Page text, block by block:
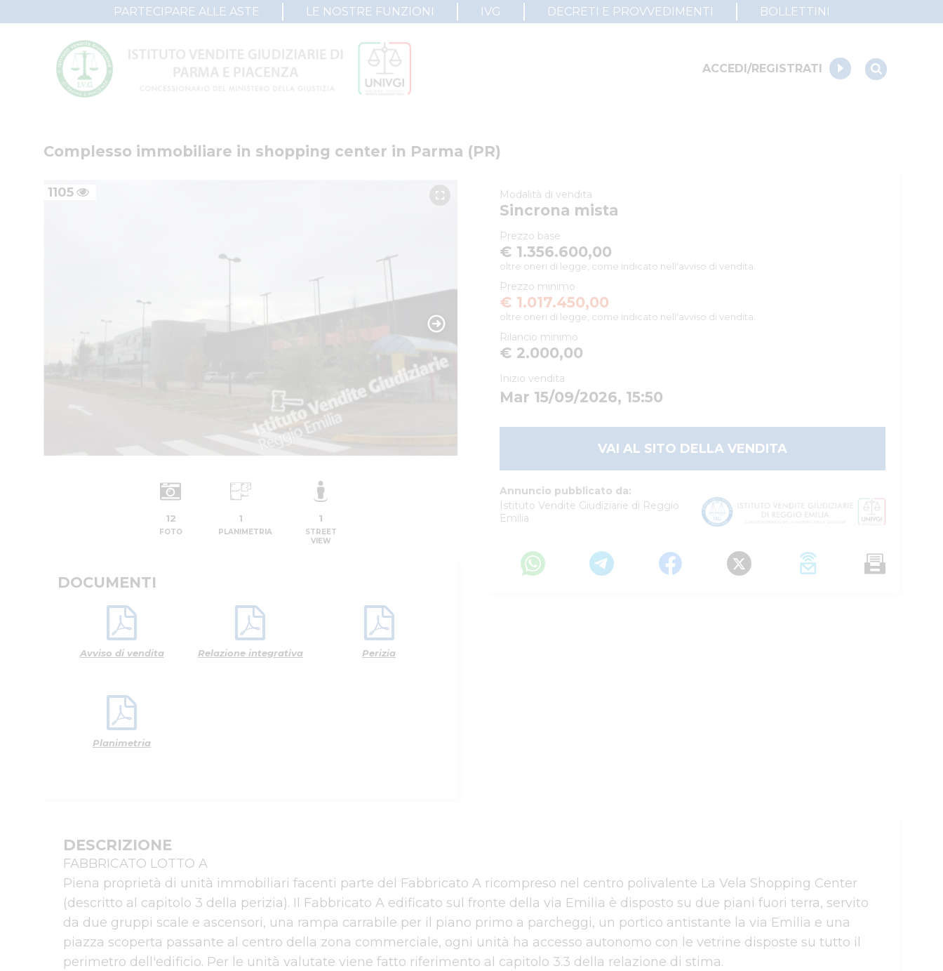
PARTECIPARE ALLE ASTE LE NOSTRE FUNZIONI IVG DECRETI E PROVVEDIMENTI BOLLETTINI
ACCEDI/REGISTRATI
Complesso immobiliare in shopping center in Parma (PR)
1105
12
FOTO
1
PLANIMETRIA
1
STREET
VIEW
DOCUMENTI
Avviso di vendita Relazione integrativa Perizia
Planimetria
Modalità di vendita
Sincrona mista
Prezzo base
€ 1.356.600,00
oltre oneri di legge, come indicato nell'avviso di vendita.
Prezzo minimo
€ 1.017.450,00
oltre oneri di legge, come indicato nell'avviso di vendita.
Rilancio minimo
€ 2.000,00
Inizio vendita
Mar 15/09/2026, 15:50
VAI AL SITO DELLA VENDITA
Annuncio pubblicato da:
Istituto Vendite Giudiziarie di Reggio
Emilia
DESCRIZIONE
FABBRICATO LOTTO A
Piena proprietà di unità immobiliari facenti parte del Fabbricato A ricompreso nel centro polivalente La Vela Shopping Center
(descritto al capitolo 3 della perizia). Il Fabbricato A edificato sul fronte della via Emilia è disposto su due piani fuori terra, servito
da due gruppi scale e ascensori, una rampa carrabile per il piano primo a parcheggi, un portico antistante la via Emilia e una
piazza scoperta passante al centro della zona commerciale, ogni unità ha accesso autonomo con le vetrine disposte su tutto il